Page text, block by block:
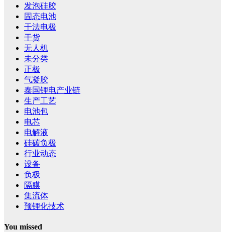
发泡硅胶
固态电池
干法电极
干货
无人机
未分类
正极
气凝胶
泰国锂电产业链
生产工艺
电池包
电芯
电解液
硅碳负极
行业动态
设备
负极
隔膜
集流体
预锂化技术
You missed